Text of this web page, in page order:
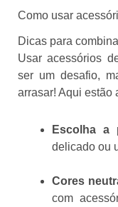
Como usar
Dicas para
Usar acessórios
ser um desafio,
arrasar! Aqui estão
Escolha a
delicado ou
Cores
com